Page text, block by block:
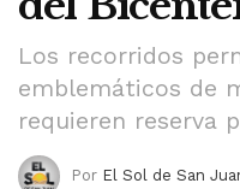
Los recorridos
emblemáticos de
requieren reserva
Por El Sol de San